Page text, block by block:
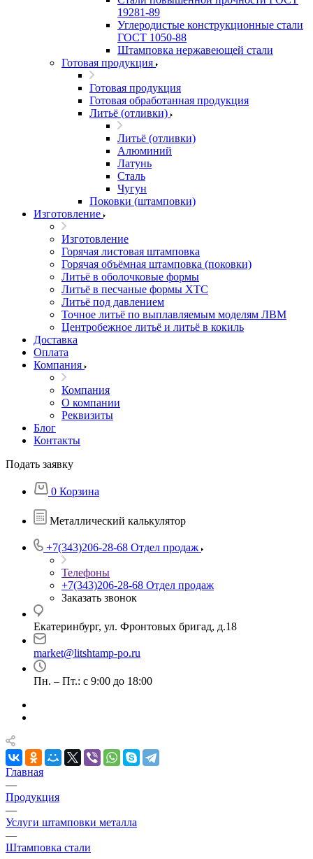
19281-89
Углеродистые конструкционные стали
ГОСТ 1050-88
Штамповка нержавеющей стали
Готовая продукция
Готовая продукция
Готовая обработанная продукция
Литьё (отливки)
Литьё (отливки)
Алюминий
Латунь
Сталь
Чугун
Поковки (штамповки)
Изготовление
Изготовление
Горячая листовая штамповка
Горячая объёмная штамповка (поковки)
Литьё в оболочковые формы
Литьё в песчаные формы ХТС
Литьё под давлением
Точное литьё по выплавляемым моделям ЛВМ
Центробежное литьё и литьё в кокиль
Доставка
Оплата
Компания
Компания
О компании
Реквизиты
Блог
Контакты
Подать заявку
0 Корзина
Металлический калькулятор
+7(343)206-28-68 Отдел продаж
Телефоны
+7(343)206-28-68 Отдел продаж
Заказать звонок
Екатеринбург, ул. Фронтовых бригад, д.18
market@litshtamp-po.ru
Пн. – Пт.: с 9:00 до 18:00
Главная
—
Продукция
—
Услуги штамповки металла
—
Штамповка стали